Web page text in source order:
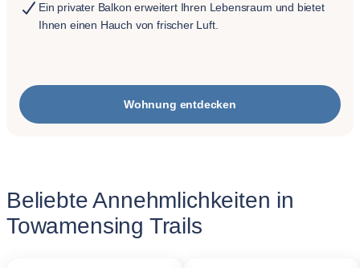
Ein privater Balkon erweitert Ihren Lebensraum und bietet
Ihnen einen Hauch von frischer Luft.
Wohnung entdecken
Beliebte Annehmlichkeiten in
Towamensing Trails